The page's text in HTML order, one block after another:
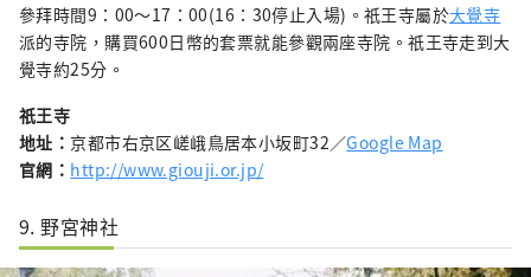
參拜時間9：00〜17：00(16：30停止入場)。祇王寺屬於大覺寺
派的寺院，購買600日幣的套票就能參觀兩座寺院。祇王寺走到大
覺寺約25分。
祇王寺
地址： 京都市右京区嵯峨鳥居本小坂町32／Google Map
官網： http://www.giouji.or.jp/
9. 野宮神社